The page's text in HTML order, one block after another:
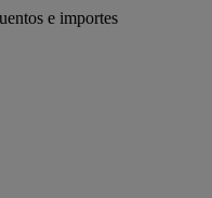
e importes